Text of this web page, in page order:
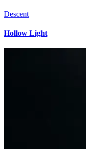
Descent
Hollow Light